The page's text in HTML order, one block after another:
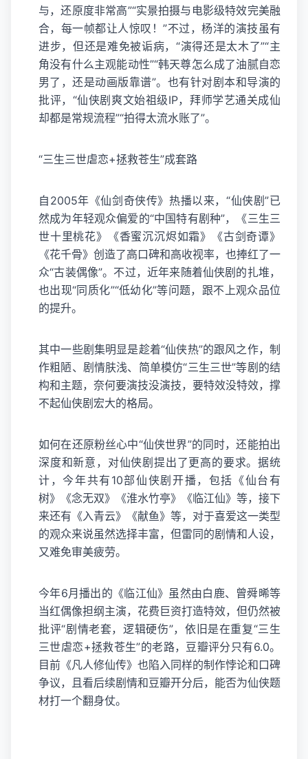
与，还原度非常高”“实景拍摄与电影级特效完美融
合，每一帧都让人惊叹！”不过，杨洋的演技虽有
进步，但还是难免被诟病，“演得还是太木了”“主
角没有什么主观能动性”“韩天尊怎么成了油腻自恋
男了，还是动画版靠谱”。也有针对剧本和导演的
批评，“仙侠剧爽文始祖级IP，拜师学艺通关成仙
却都是常规流程”“拍得太流水账了”。
“三生三世虐恋+拯救苍生”成套路
自2005年《仙剑奇侠传》热播以来，“仙侠剧”已
然成为年轻观众偏爱的“中国特有剧种”，《三生三
世十里桃花》《香蜜沉沉烬如霜》《古剑奇谭》
《花千骨》创造了高口碑和高收视率，也捧红了一
众“古装偶像”。不过，近年来随着仙侠剧的扎堆，
也出现“同质化”“低幼化”等问题，跟不上观众品位
的提升。
其中一些剧集明显是趁着“仙侠热”的跟风之作，制
作粗陋、剧情肤浅、简单模仿“三生三世”等剧的结
构和主题，奈何要演技没演技，要特效没特效，撑
不起仙侠剧宏大的格局。
如何在还原粉丝心中“仙侠世界”的同时，还能拍出
深度和新意，对仙侠剧提出了更高的要求。据统
计，今年共有10部仙侠剧开播，包括《仙台有
树》《念无双》《淮水竹亭》《临江仙》等，接下
来还有《入青云》《献鱼》等，对于喜爱这一类型
的观众来说虽然选择丰富，但雷同的剧情和人设，
又难免审美疲劳。
今年6月播出的《临江仙》虽然由白鹿、曾舜晞等
当红偶像担纲主演，花费巨资打造特效，但仍然被
批评“剧情老套，逻辑硬伤”，依旧是在重复“三生
三世虐恋+拯救苍生”的老路，豆瓣评分只有6.0。
目前《凡人修仙传》也陷入同样的制作悖论和口碑
争议，且看后续剧情和豆瓣开分后，能否为仙侠题
材打一个翻身仗。